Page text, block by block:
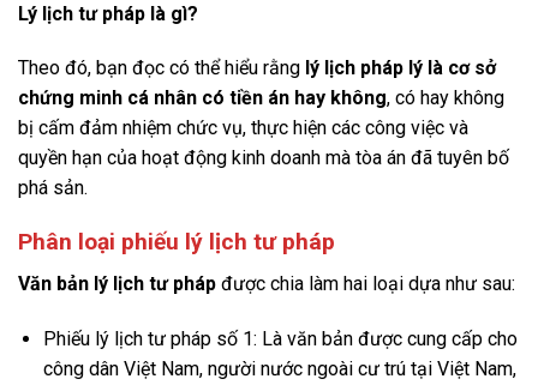
Lý lịch tư pháp là gì?
Theo đó, bạn đọc có thể hiểu rằng lý lịch pháp lý là cơ sở
chứng minh cá nhân có tiền án hay không, có hay không
bị cấm đảm nhiệm chức vụ, thực hiện các công việc và
quyền hạn của hoạt động kinh doanh mà tòa án đã tuyên bố
phá sản.
Phân loại phiếu lý lịch tư pháp
Văn bản lý lịch tư pháp được chia làm hai loại dựa như sau:
Phiếu lý lịch tư pháp số 1: Là văn bản được cung cấp cho
công dân Việt Nam, người nước ngoài cư trú tại Việt Nam,